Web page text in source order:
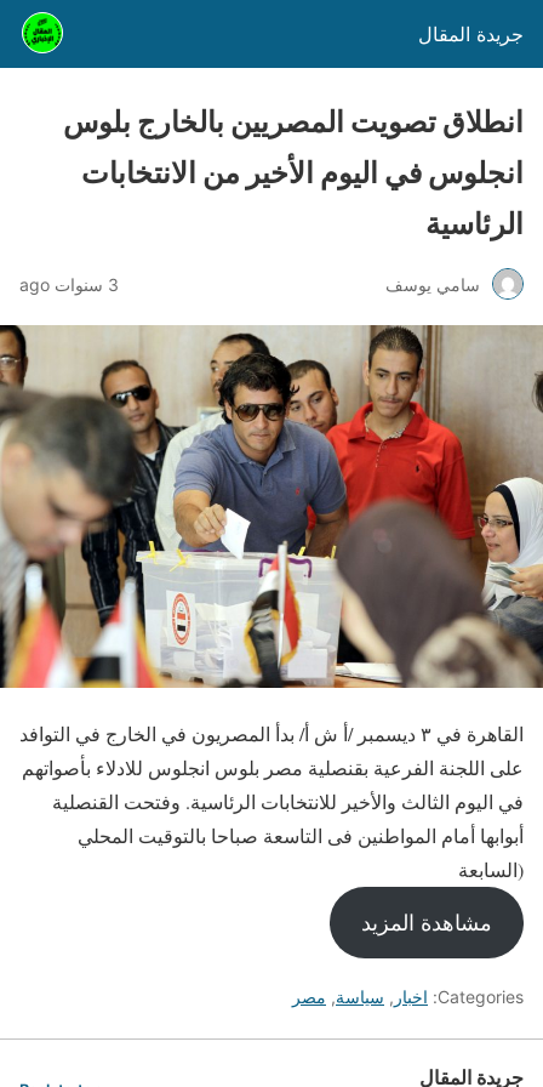
جريدة المقال
انطلاق تصويت المصريين بالخارج بلوس
انجلوس في اليوم الأخير من الانتخابات
الرئاسية
سامي يوسف 3 سنوات ago
القاهرة في ٣ ديسمبر /أ ش أ/ بدأ المصريون في الخارج في التوافد
على اللجنة الفرعية بقنصلية مصر بلوس انجلوس للادلاء بأصواتهم
في اليوم الثالث والأخير للانتخابات الرئاسية. وفتحت القنصلية
أبوابها أمام المواطنين فى التاسعة صباحا بالتوقيت المحلي
(السابعة
مشاهدة المزيد
Categories: اخبار , سياسة, مصر
جريدة المقال